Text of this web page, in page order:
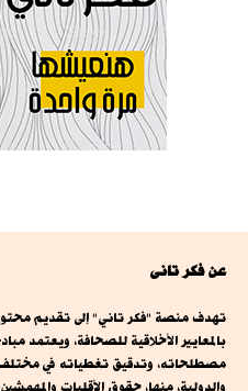
عن فكر تانى
تهدف منصة "فكر تاني" إلى تقديم
بالمعايير الأخلاقية للصحافة، ويعتمد
مصطلحاته، وتدقيق تغطياته في مختلف
والدولية، منها، حقوق الأقليات